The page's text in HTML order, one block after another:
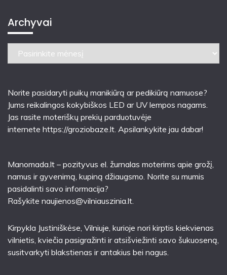
Archyvai
Archyvai
Norite pasidaryti puikų manikiūrą ar pedikiūrą namuose?
Jums reikalingos kokybiškos LED ar UV lempos nagams.
Jas rasite moteriškų prekių parduotuvėje
internete https://groziobaze.lt. Apsilankykite jau dabar!
Manomada.lt – pozityvus el. žurnalas moterims apie grožį,
namus ir gyvenimą, kupiną džiaugsmo. Norite su mumis
pasidalinti savo informacija?
Rašykite naujienos@vilniauszinia.lt
Kirpykla Justiniškėse , Vilniuje, kurioje nori kirptis kiekvienas
vilnietis, kviečia pasigražinti ir atsišviežinti savo šukuoseną,
susitvarkyti blakstienas ir antakius bei nagus.